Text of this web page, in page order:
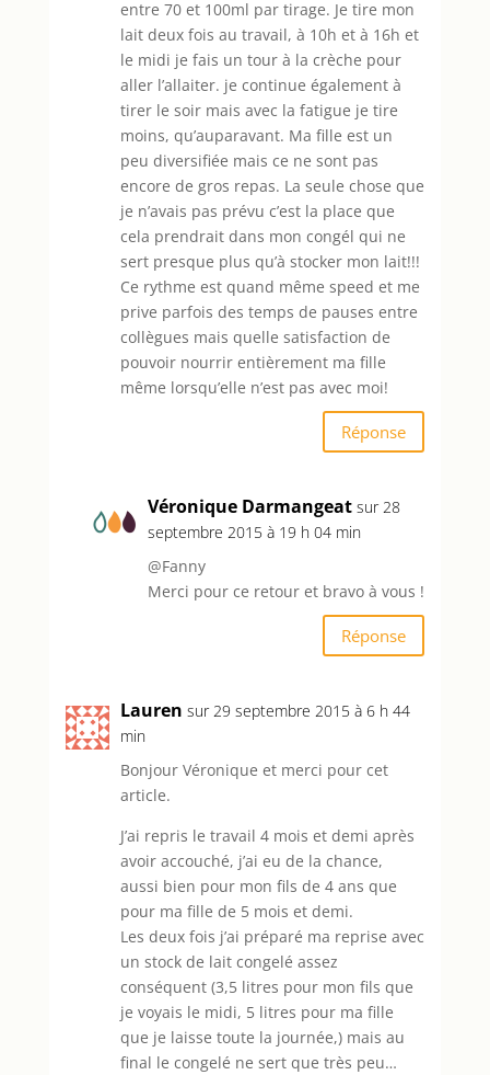
entre 70 et 100ml par tirage. Je tire mon
lait deux fois au travail, à 10h et à 16h et
le midi je fais un tour à la crèche pour
aller l’allaiter. je continue également à
tirer le soir mais avec la fatigue je tire
moins, qu’auparavant. Ma fille est un
peu diversifiée mais ce ne sont pas
encore de gros repas. La seule chose que
je n’avais pas prévu c’est la place que
cela prendrait dans mon congél qui ne
sert presque plus qu’à stocker mon lait!!!
Ce rythme est quand même speed et me
prive parfois des temps de pauses entre
collègues mais quelle satisfaction de
pouvoir nourrir entièrement ma fille
même lorsqu’elle n’est pas avec moi!
Réponse
Véronique Darmangeat sur 28
septembre 2015 à 19 h 04 min
@Fanny
Merci pour ce retour et bravo à vous !
Réponse
Lauren sur 29 septembre 2015 à 6 h 44
min
Bonjour Véronique et merci pour cet
article.
J’ai repris le travail 4 mois et demi après
avoir accouché, j’ai eu de la chance,
aussi bien pour mon fils de 4 ans que
pour ma fille de 5 mois et demi.
Les deux fois j’ai préparé ma reprise avec
un stock de lait congelé assez
conséquent (3,5 litres pour mon fils que
je voyais le midi, 5 litres pour ma fille
que je laisse toute la journée,) mais au
final le congelé ne sert que très peu…